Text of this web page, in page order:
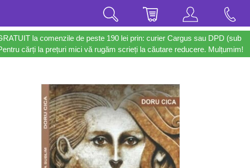
la comenzile de peste 190 lei prin: curier Cargus sau DPD (sub
cărți la prețuri mici vă rugăm scrieți la căutare reducere. Mulțumim!